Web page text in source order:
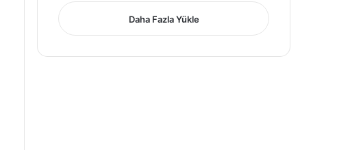
Daha Fazla Yükle